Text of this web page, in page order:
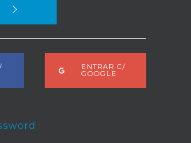
ENTRAR C/
GOOGLE